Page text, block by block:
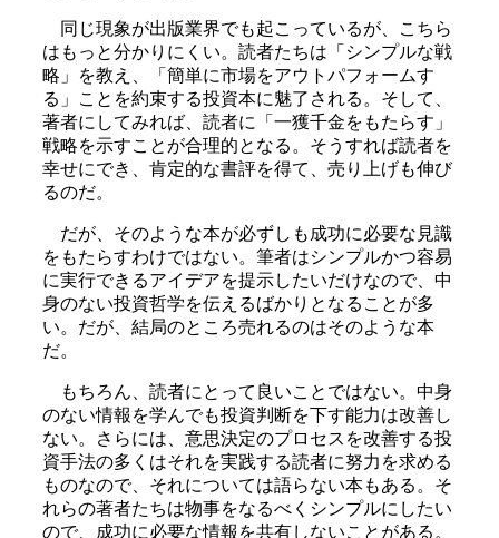
同じ現象が出版業界でも起こっているが、こちら
はもっと分かりにくい。読者たちは「シンプルな戦
略」を教え、「簡単に市場をアウトパフォームす
る」ことを約束する投資本に魅了される。そして、
著者にしてみれば、読者に「一獲千金をもたらす」
戦略を示すことが合理的となる。そうすれば読者を
幸せにでき、肯定的な書評を得て、売り上げも伸び
るのだ。
だが、そのような本が必ずしも成功に必要な見識
をもたらすわけではない。筆者はシンプルかつ容易
に実行できるアイデアを提示したいだけなので、中
身のない投資哲学を伝えるばかりとなることが多
い。だが、結局のところ売れるのはそのような本
だ。
もちろん、読者にとって良いことではない。中身
のない情報を学んでも投資判断を下す能力は改善し
ない。さらには、意思決定のプロセスを改善する投
資手法の多くはそれを実践する読者に努力を求める
ものなので、それについては語らない本もある。そ
れらの著者たちは物事をなるべくシンプルにしたい
ので、成功に必要な情報を共有しないことがある。